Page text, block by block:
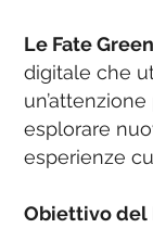
Le Fate Green
digitale che
esplorare
esperienze
Obiettivo del